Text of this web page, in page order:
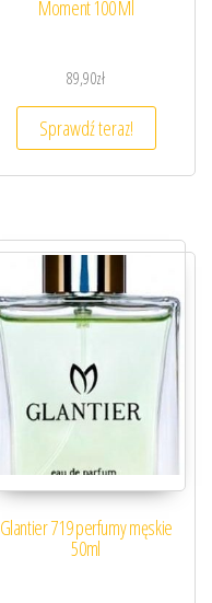
Moment 100 Ml
89,90zł
Sprawdź teraz!
Glantier 719 perfumy męskie
50ml